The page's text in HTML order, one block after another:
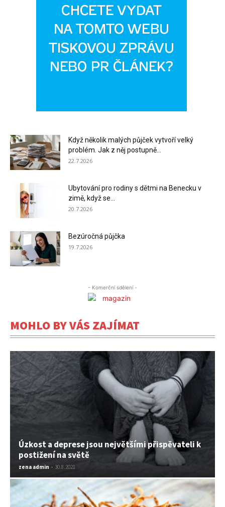
Když několik malých půjček vytvoří velký
problém. Jak z něj postupně...
22.7.2026
Ubytování pro rodiny s dětmi na Benecku v
zimě, když se...
20.7.2026
Bezúročná půjčka
19.7.2026
- Komerční sdělení -
MOHLO BY VÁS ZAJÍMAT
Úzkost a deprese jsou největšími přispěvateli k
postižení na světě
zena admin - 30.8.2021